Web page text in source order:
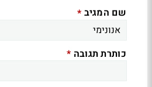
שם המגיב *
כותרת תגובה *